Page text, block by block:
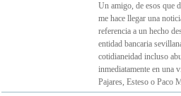
Un amigo, de esos que
me hace llegar una
referencia a un hecho
entidad bancaria
cotidianeidad incluso
inmediatamente en una
Pajares, Esteso o Paco